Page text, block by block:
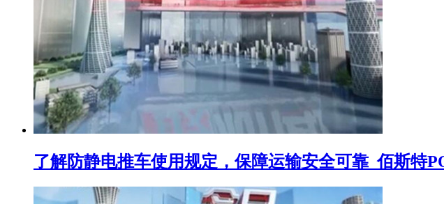
了解防静电推车使用规定，保障运输安全可靠_佰斯特